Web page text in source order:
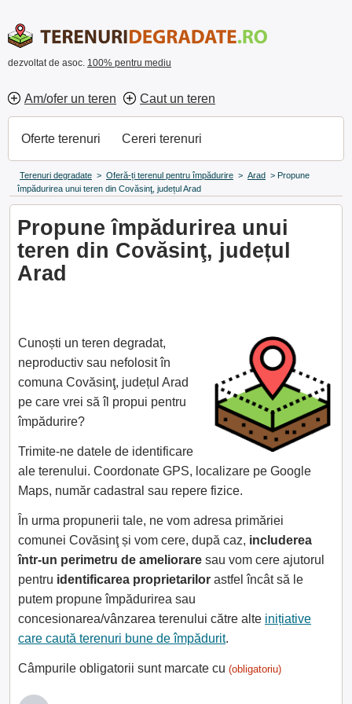
dezvoltat de asoc. 100% pentru mediu
Am/ofer un teren Caut un teren
Oferte terenuri Cereri terenuri
Terenuri degradate > Oferă-ți terenul pentru împădurire > Arad > Propune
împădurirea unui teren din Covăsinţ, județul Arad
Propune împădurirea unui
teren din Covăsinţ, județul
Arad
Cunoști un teren degradat,
neproductiv sau nefolosit în
comuna Covăsinţ, județul Arad
pe care vrei să îl propui pentru
împădurire?
Trimite-ne datele de identificare
ale terenului. Coordonate GPS, localizare pe Google
Maps, număr cadastral sau repere fizice.
În urma propunerii tale, ne vom adresa primăriei
comunei Covăsinţ și vom cere, după caz, includerea
într-un perimetru de ameliorare sau vom cere ajutorul
pentru identificarea proprietarilor astfel încât să le
putem propune împădurirea sau
concesionarea/vânzarea terenului către alte inițiative
care caută terenuri bune de împădurit.
Câmpurile obligatorii sunt marcate cu (obligatoriu)